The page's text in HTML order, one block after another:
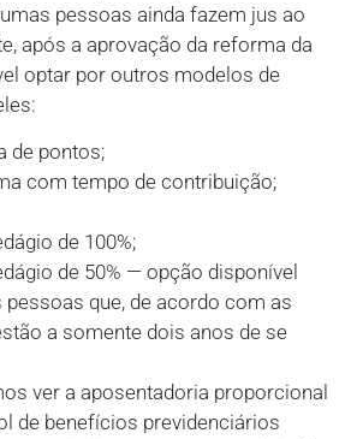
pessoas ainda fazem jus ao
após a aprovação da reforma da
optar por outros modelos de
de pontos;
com tempo de contribuição;
de 100%;
de 50% — opção disponível
pessoas que, de acordo com as
a somente dois anos de se
ver a aposentadoria proporcional
de benefícios previdenciários